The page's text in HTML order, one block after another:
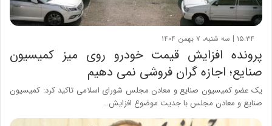
۱۵:۳۴ | سه شنبه، ۷ بهمن ۱۴۰۴
پرونده افزایش قیمت خودرو روی میز کمیسیون
صنایع؛ اجازه گران فروشی نمی دهیم
یک عضو کمیسیون صنایع و معادن مجلس شورای اسلامی تاکید کرد: کمیسیون
صنایع و معادن مجلس با جدیت موضوع افزایش…